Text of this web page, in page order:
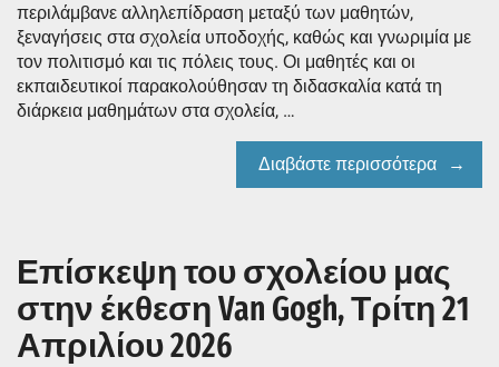
περιλάμβανε αλληλεπίδραση μεταξύ των μαθητών,
ξεναγήσεις στα σχολεία υποδοχής, καθώς και γνωριμία με
τον πολιτισμό και τις πόλεις τους. Οι μαθητές και οι
εκπαιδευτικοί παρακολούθησαν τη διδασκαλία κατά τη
διάρκεια μαθημάτων στα σχολεία, …
Διαβάστε περισσότερα
Επίσκεψη του σχολείου μας
στην έκθεση Van Gogh, Τρίτη 21
Απριλίου 2026